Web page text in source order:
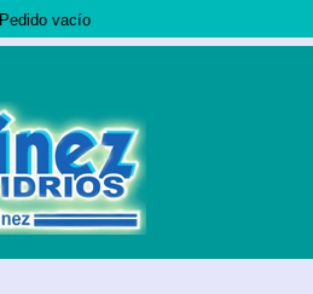
Pedido vacío